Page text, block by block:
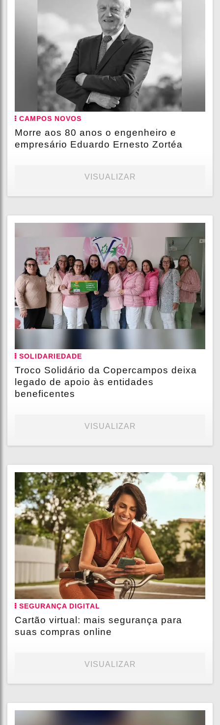
CAMPOS NOVOS
Morre aos 80 anos o engenheiro e
empresário Eduardo Ernesto Zortéa
VISUALIZAR
SOLIDARIEDADE
Troco Solidário da Copercampos deixa
legado de apoio às entidades
beneficentes
VISUALIZAR
SEGURANÇA DIGITAL
Cartão virtual: mais segurança para
suas compras online
VISUALIZAR